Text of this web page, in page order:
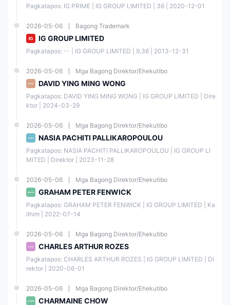
Pagkatapos: IG PRIME | IG GROUP LIMITED | 36 | 2020-12-01
2026-05-06 Bagong Trademark
IG GROUP LIMITED
Pagkatapos: -- | IG GROUP LIMITED | 9,36 | 2013-12-31
2026-05-06 Mga Bagong Direktor/Ehekutibo
DAVID YING MING WONG
Pagkatapos: DAVID YING MING WONG | IG GROUP LIMITED | Dire
ktor | 2024-03-29
2026-05-06 Mga Bagong Direktor/Ehekutibo
NASIA PACHITI PALLIKAROPOULOU
Pagkatapos: NASIA PACHITI PALLIKAROPOULOU | IG GROUP LI
MITED | Direktor | 2023-11-28
2026-05-06 Mga Bagong Direktor/Ehekutibo
GRAHAM PETER FENWICK
Pagkatapos: GRAHAM PETER FENWICK | IG GROUP LIMITED | Ka
lihim | 2022-07-14
2026-05-06 Mga Bagong Direktor/Ehekutibo
CHARLES ARTHUR ROZES
Pagkatapos: CHARLES ARTHUR ROZES | IG GROUP LIMITED | Di
rektor | 2020-06-01
2026-05-06 Mga Bagong Direktor/Ehekutibo
CHARMAINE CHOW